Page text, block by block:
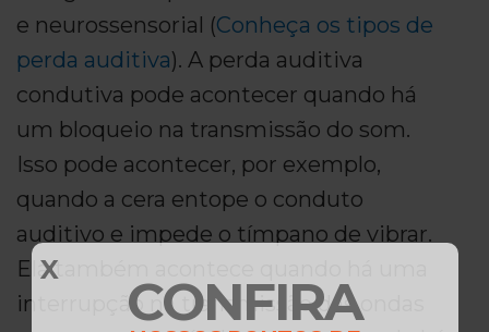
X
CONFIRA
e neurossensorial (Conheça os tipos de
perda auditiva). A perda auditiva
condutiva pode acontecer quando há
um bloqueio na transmissão do som.
Isso pode acontecer, por exemplo,
quando a cera entope o conduto
auditivo e impede o tímpano de vibrar.
Ela também acontece quando há uma
interrupção na transmissão das ondas